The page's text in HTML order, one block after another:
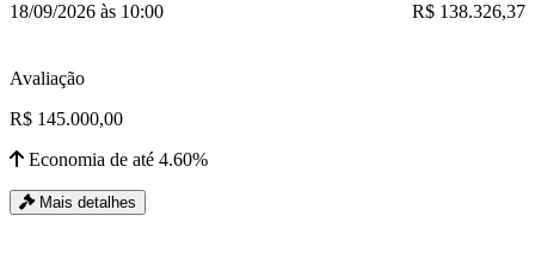
18/09/2026 às 10:00
R$ 138.326,37
Avaliação
R$ 145.000,00
Economia de até 4.60%
Mais detalhes